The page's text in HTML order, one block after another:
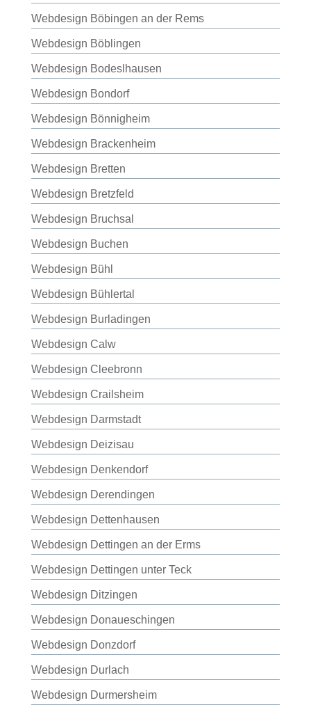
Webdesign Böbingen an der Rems
Webdesign Böblingen
Webdesign Bodeslhausen
Webdesign Bondorf
Webdesign Bönnigheim
Webdesign Brackenheim
Webdesign Bretten
Webdesign Bretzfeld
Webdesign Bruchsal
Webdesign Buchen
Webdesign Bühl
Webdesign Bühlertal
Webdesign Burladingen
Webdesign Calw
Webdesign Cleebronn
Webdesign Crailsheim
Webdesign Darmstadt
Webdesign Deizisau
Webdesign Denkendorf
Webdesign Derendingen
Webdesign Dettenhausen
Webdesign Dettingen an der Erms
Webdesign Dettingen unter Teck
Webdesign Ditzingen
Webdesign Donaueschingen
Webdesign Donzdorf
Webdesign Durlach
Webdesign Durmersheim